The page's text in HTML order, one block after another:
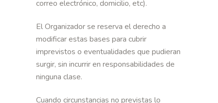
correo electrónico, domicilio, etc).
El Organizador se reserva el derecho a
modificar estas bases para cubrir
imprevistos o eventualidades que pudieran
surgir, sin incurrir en responsabilidades de
ninguna clase.
Cuando circunstancias no previstas lo